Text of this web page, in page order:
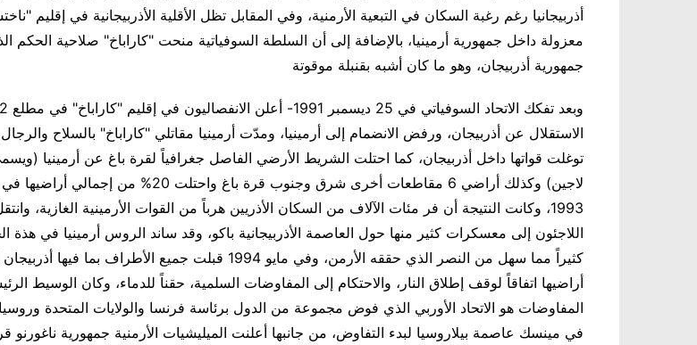
أذربيجانيا رغم رغبة السكان في التبعية الأرمنية، وفي المقابل تظل الأقلية الأذربيجانية في إقليم
معزولة داخل جمهورية أرمينيا، بالإضافة إلى أن السلطة السوفياتية منحت "كاراباخ" صلاحية الحكم
جمهورية أذربيجان، وهو ما كان أشبه بقنبلة موقوتة
وبعد تفكك
الاستقلال عن أذربيجان، ورفض الانضمام إلى أرمينيا، ومدّت أرمينيا مقاتلي "كاراباخ" بالسلاح
توغلت قواتها داخل أذربيجان، كما احتلت الشريط الأرضي الفاصل جغرافياً لقرة باغ عن أرمينيا
لاجين) وكذلك أراضي 6 مقاطعات أخرى شرق وجنوب قرة باغ واحتلت 20% من
1993، وكانت النتيجة أن فر مئات الآلاف من السكان الأذريين هرباً من القوات الأرمينية الغازية،
اللاجئون إلى معسكرات كثير منها حول العاصمة الأذربيجانية باكو، وقد ساند الروس أرمينيا في هذة
كثيراً مما سهل من النصر الذي حققه الأرمن، وفي مايو 1994 قبلت جميع الأطراف بما فيها
أراضيها اتفاقاً لوقف إطلاق النار، والاحتكام إلى المفاوضات السلمية، حقناً للدماء، وكان الوسيط
المفاوضات هو الاتحاد الأوربي الذي فوض مجموعة من الدول برئاسة فرنسا والولايات المتحدة وروسيا
في مينسك عاصمة بيلاروسيا لبدء التفاوض، من جانبها أعلنت الميليشيات الأرمنية جمهورية ناغورنو